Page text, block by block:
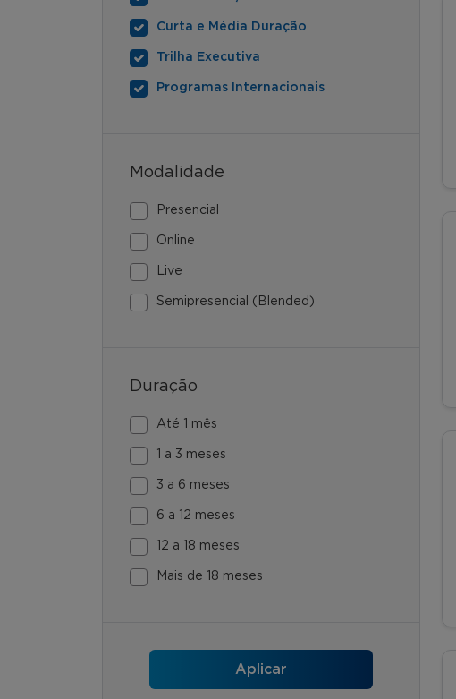
Curta e Média Duração
Trilha Executiva
Programas Internacionais
Modalidade
Presencial
Online
Live
Semipresencial (Blended)
Duração
Até 1 mês
1 a 3 meses
3 a 6 meses
6 a 12 meses
12 a 18 meses
Mais de 18 meses